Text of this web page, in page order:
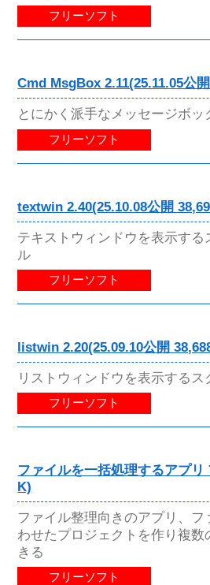
フリーソフト
Cmd MsgBox 2.11(25.11.05公
とにかく派手なメッセージボッ
フリーソフト
textwin 2.40(25.10.08公開
テキストウィンドウを表示する
ル
フリーソフト
listwin 2.20(25.09.10公開
リストウィンドウを表示する
フリーソフト
ファイルを一括処理するアプリ
K)
ファイル整理向きのアプリ、フ
わせたプロジェクトを作り複数
きる
フリーソフト